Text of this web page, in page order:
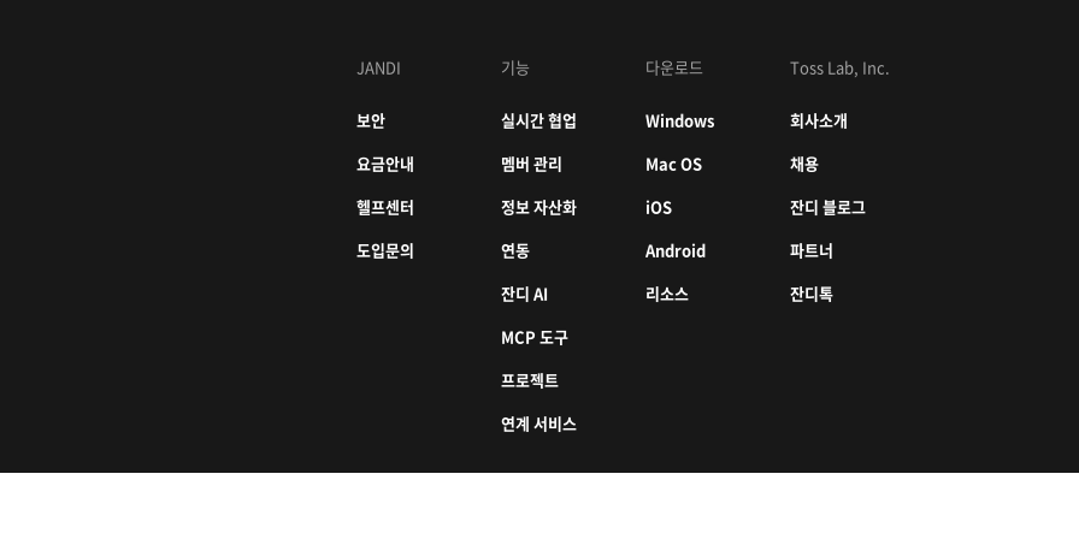
JANDI
보안
요금안내
헬프센터
도입문의
기능
실시간 협업
멤버 관리
정보 자산화
연동
잔디 AI
MCP 도구
프로젝트
연계 서비스
다운로드
Windows
Mac OS
iOS
Android
리소스
Toss Lab, Inc.
회사소개
채용
잔디 블로그
파트너
잔디톡